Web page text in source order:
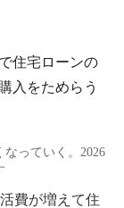
っていく。2026
費が増えて住